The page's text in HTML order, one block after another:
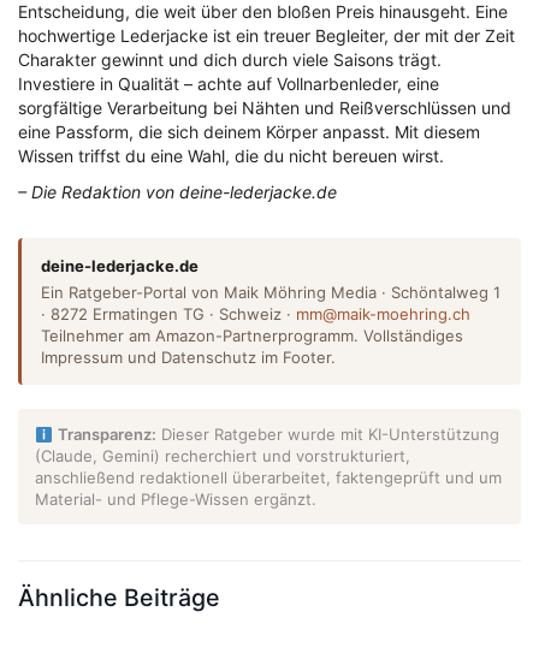
Entscheidung, die weit über den bloßen Preis hinausgeht. Eine
hochwertige Lederjacke ist ein treuer Begleiter, der mit der Zeit
Charakter gewinnt und dich durch viele Saisons trägt.
Investiere in Qualität – achte auf Vollnarbenleder, eine
sorgfältige Verarbeitung bei Nähten und Reißverschlüssen und
eine Passform, die sich deinem Körper anpasst. Mit diesem
Wissen triffst du eine Wahl, die du nicht bereuen wirst.
– Die Redaktion von deine-lederjacke.de
deine-lederjacke.de
Ein Ratgeber-Portal von Maik Möhring Media · Schöntalweg 1
· 8272 Ermatingen TG · Schweiz · mm@maik-moehring.ch
Teilnehmer am Amazon-Partnerprogramm. Vollständiges
Impressum und Datenschutz im Footer.
Transparenz: Dieser Ratgeber wurde mit KI-Unterstützung
(Claude, Gemini) recherchiert und vorstrukturiert,
anschließend redaktionell überarbeitet, faktengeprüft und um
Material- und Pflege-Wissen ergänzt.
Ähnliche Beiträge